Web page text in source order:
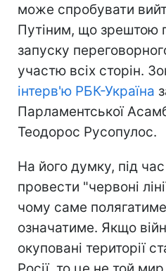
може спробувати
Путіним, що зрештою
запуску
участю всіх сторін.
інтерв'ю РБК-Україна
Парламентської
Теодорос Русопулос.
На його думку, під
провести "червоні
чому саме
означатиме. Якщо
окуповані території